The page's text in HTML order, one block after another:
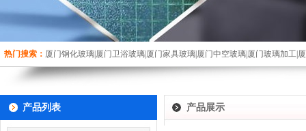
热门搜索： 厦门钢化玻璃|厦门卫浴玻璃|厦门家具玻璃|厦门中空玻璃|厦门玻璃加工|
产品列表 产品展示